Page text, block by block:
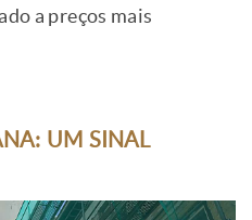
a preços mais
UM SINAL